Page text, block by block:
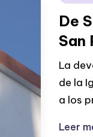
De
San
La
de la
a los
Leer